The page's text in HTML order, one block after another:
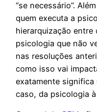
“se necessário”.
quem executa a
hierarquização
psicologia que não
nas resoluções
como isso vai
exatamente
caso, da psicologia